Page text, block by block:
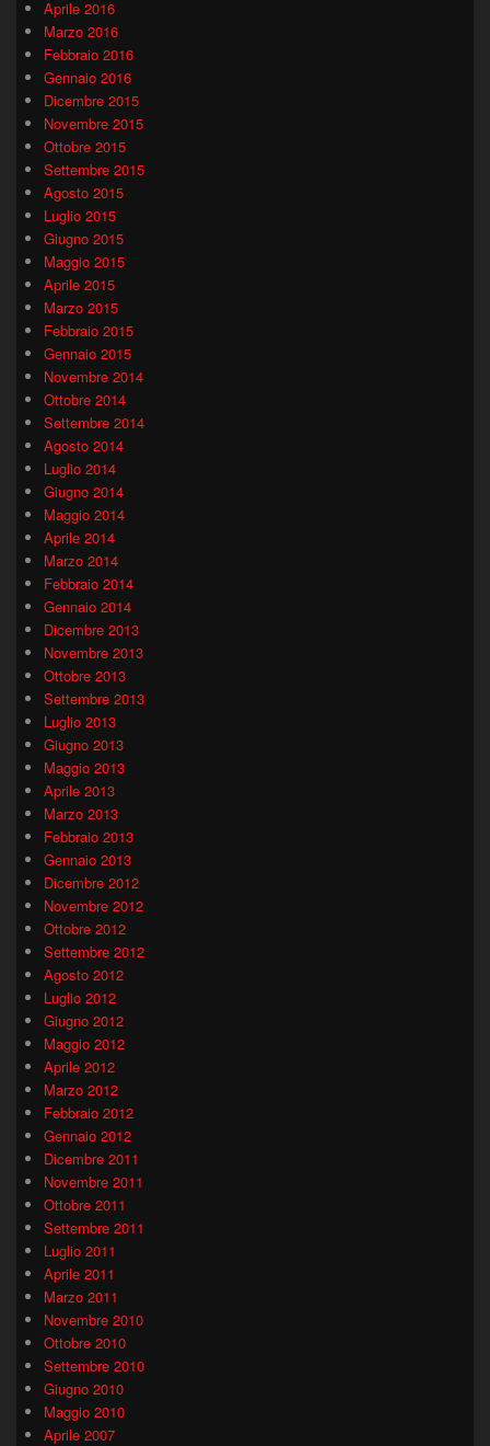
Aprile 2016
Marzo 2016
Febbraio 2016
Gennaio 2016
Dicembre 2015
Novembre 2015
Ottobre 2015
Settembre 2015
Agosto 2015
Luglio 2015
Giugno 2015
Maggio 2015
Aprile 2015
Marzo 2015
Febbraio 2015
Gennaio 2015
Novembre 2014
Ottobre 2014
Settembre 2014
Agosto 2014
Luglio 2014
Giugno 2014
Maggio 2014
Aprile 2014
Marzo 2014
Febbraio 2014
Gennaio 2014
Dicembre 2013
Novembre 2013
Ottobre 2013
Settembre 2013
Luglio 2013
Giugno 2013
Maggio 2013
Aprile 2013
Marzo 2013
Febbraio 2013
Gennaio 2013
Dicembre 2012
Novembre 2012
Ottobre 2012
Settembre 2012
Agosto 2012
Luglio 2012
Giugno 2012
Maggio 2012
Aprile 2012
Marzo 2012
Febbraio 2012
Gennaio 2012
Dicembre 2011
Novembre 2011
Ottobre 2011
Settembre 2011
Luglio 2011
Aprile 2011
Marzo 2011
Novembre 2010
Ottobre 2010
Settembre 2010
Giugno 2010
Maggio 2010
Aprile 2007